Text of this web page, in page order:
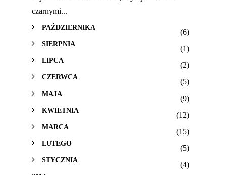
czarnymi...
PAŹDZIERNIKA
(6)
SIERPNIA
(1)
LIPCA
(2)
CZERWCA
(5)
MAJA
(9)
KWIETNIA
(12)
MARCA
(15)
LUTEGO
(5)
STYCZNIA
(4)